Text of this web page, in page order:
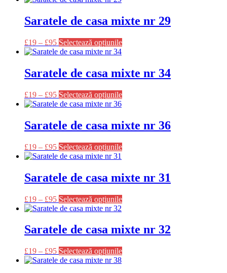
alese
în
pagina
produsului.
mai
multe
Opțiunile
alese
în
pagina
produsului.
Saratele de casa mixte nr 29
£19 – £95 Selectează opțiunileAcest
mai
multe
Opțiunile
alese
în
pagina
produsului.
Saratele de casa mixte nr 34
£19 – £95 Selectează opțiunileAcest
mai
multe
Opțiunile
alese
în
pagina
produsului.
Saratele de casa mixte nr 36
£19 – £95 Selectează opțiunileAcest
mai
multe
Opțiunile
alese
în
pagina
produsului.
Saratele de casa mixte nr 31
£19 – £95 Selectează opțiunileAcest
mai
multe
Opțiunile
Saratele de casa mixte nr 32
£19 – £95 Selectează opțiunileAcest